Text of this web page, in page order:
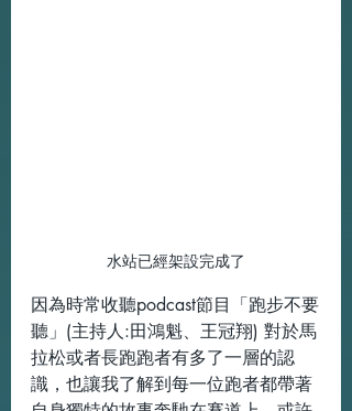
水站已經架設完成了
因為時常收聽podcast節目「跑步不要
聽」(主持人:田鴻魁、王冠翔) 對於馬
拉松或者長跑跑者有多了一層的認
識，也讓我了解到每一位跑者都帶著